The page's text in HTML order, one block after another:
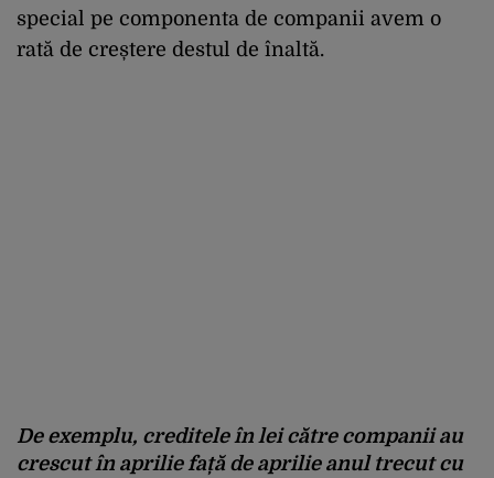
special pe componenta de companii avem o
rată de creștere destul de înaltă.
De exemplu, creditele în lei către companii au
crescut în aprilie față de aprilie anul trecut cu